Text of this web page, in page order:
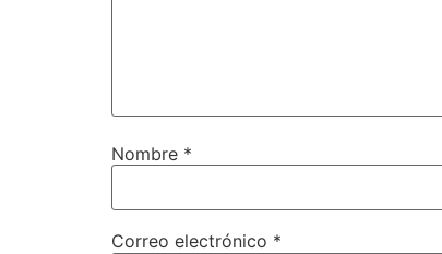
Nombre *
Correo electrónico *